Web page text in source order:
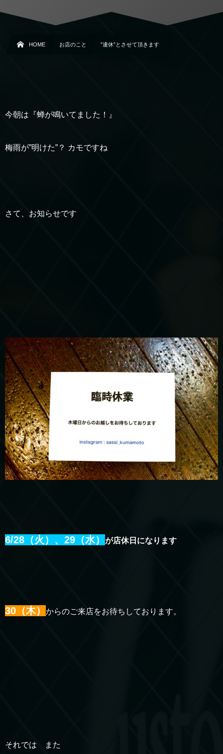
HOME お店のこと ”連休”とさせて頂きます
今朝は『蝉が鳴いてました！』
梅雨が”明けた”？ カモですね
さて、お知らせです
6/28（火）、29（水） が店休日になります
30（木） からのご来店をお待ちしております。
それでは また